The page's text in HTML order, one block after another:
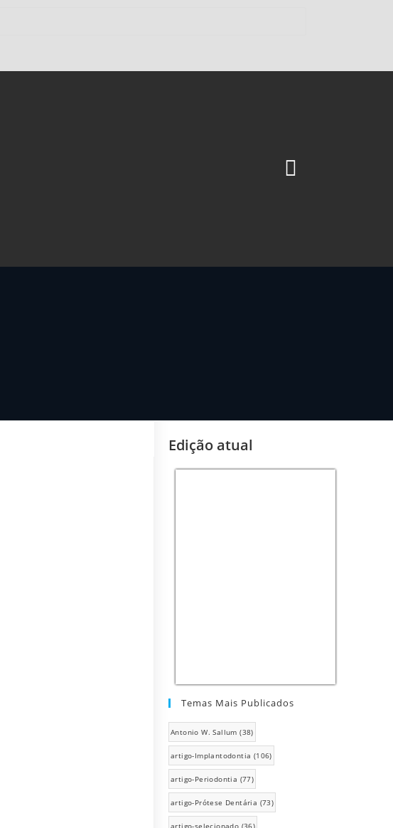
Edição atual
Temas Mais Publicados
Antonio W. Sallum (38)
artigo-Implantodontia (106)
artigo-Periodontia (77)
artigo-Prótese Dentária (73)
artigo-selecionado (36)